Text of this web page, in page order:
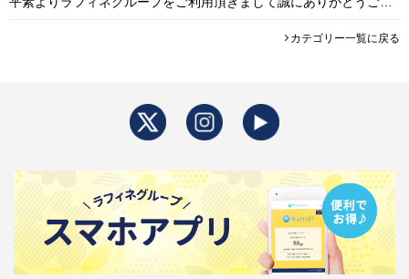
カテゴリー一覧に戻る